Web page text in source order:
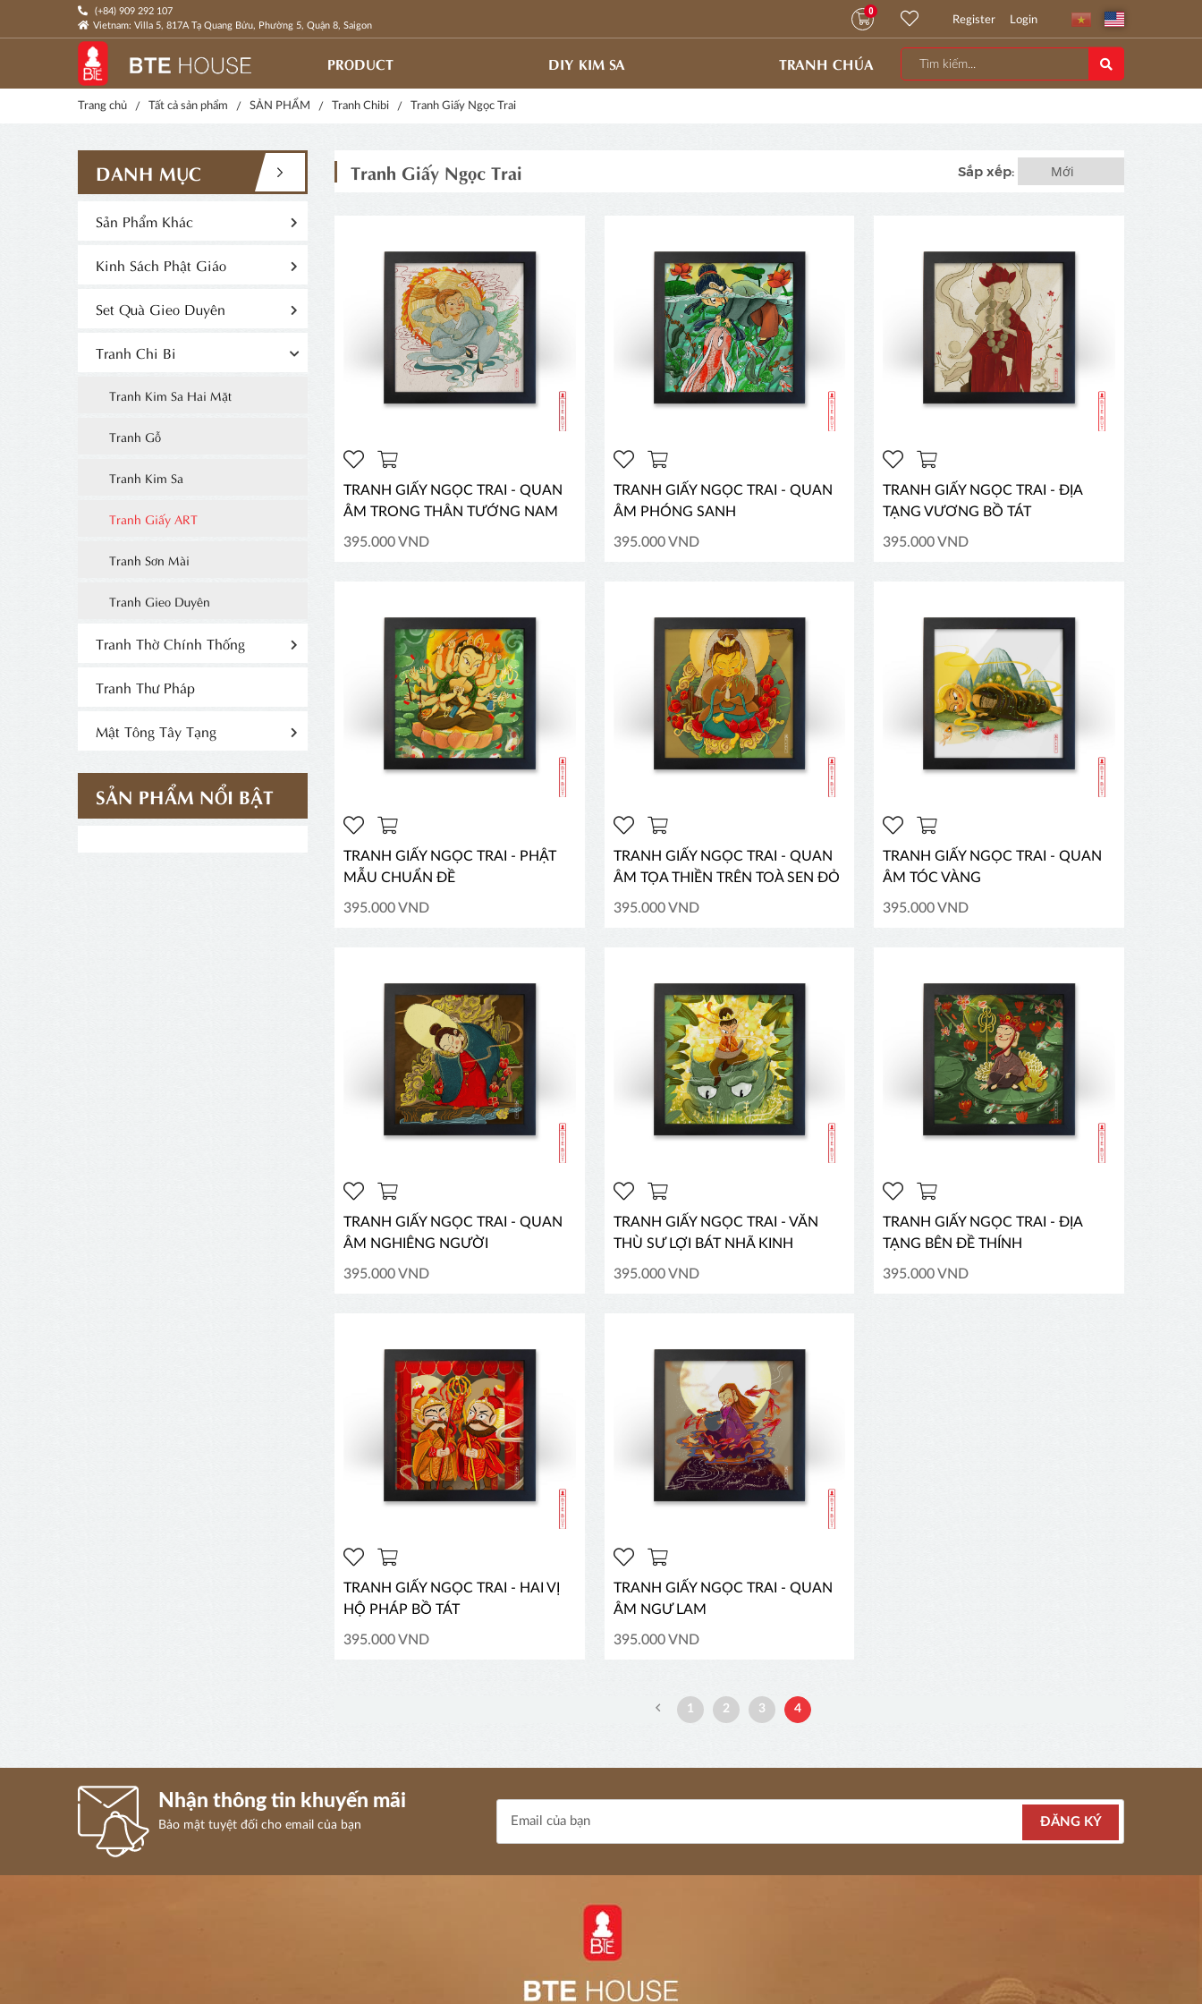
(+84) 909 292 107
Vietnam: Villa 5, 817A Tạ Quang Bửu, Phường 5, Quận 8, Saigon
0
Register Login
PRODUCT DIY KIM SA TRANH CHÚA
Trang chủ Tất cả sản phẩm SẢN PHẨM Tranh Chibi Tranh Giấy Ngọc Trai
DANH MỤC
Sản Phẩm Khác
Kinh Sách Phật Giáo
Set Quà Gieo Duyên
Tranh Chi Bi
Tranh Kim Sa Hai Mặt
Tranh Gỗ
Tranh Kim Sa
Tranh Giấy ART
Tranh Sơn Mài
Tranh Gieo Duyên
Tranh Thờ Chính Thống
Tranh Thư Pháp
Mật Tông Tây Tạng
SẢN PHẨM NỔI BẬT
Tranh Giấy Ngọc Trai Sắp xếp:
TRANH GIẤY NGỌC TRAI - QUAN
ÂM TRONG THÂN TƯỚNG NAM
395.000 VND
TRANH GIẤY NGỌC TRAI - QUAN
ÂM PHÓNG SANH
395.000 VND
TRANH GIẤY NGỌC TRAI - ĐỊA
TẠNG VƯƠNG BỒ TÁT
395.000 VND
TRANH GIẤY NGỌC TRAI - PHẬT
MẪU CHUẨN ĐỀ
395.000 VND
TRANH GIẤY NGỌC TRAI - QUAN
ÂM TỌA THIỀN TRÊN TOÀ SEN ĐỎ
395.000 VND
TRANH GIẤY NGỌC TRAI - QUAN
ÂM TÓC VÀNG
395.000 VND
TRANH GIẤY NGỌC TRAI - QUAN
ÂM NGHIÊNG NGƯỜI
395.000 VND
TRANH GIẤY NGỌC TRAI - VĂN
THÙ SƯ LỢI BÁT NHÃ KINH
395.000 VND
TRANH GIẤY NGỌC TRAI - ĐỊA
TẠNG BÊN ĐỀ THÍNH
395.000 VND
TRANH GIẤY NGỌC TRAI - HAI VỊ
HỘ PHÁP BỒ TÁT
395.000 VND
TRANH GIẤY NGỌC TRAI - QUAN
ÂM NGƯ LAM
395.000 VND
1 2 3 4
Nhận thông tin khuyến mãi
Bảo mật tuyệt đối cho email của bạn ĐĂNG KÝ